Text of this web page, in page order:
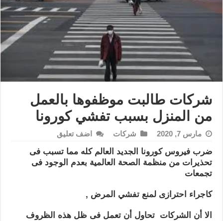
شركات طالبت موظفوها بالعمل
من المنزل بسبب تفشي كورونا
مارس 7, 2020 شركات اضف تعليق
ضرب فيروس كورونا الجديد العالم كله مما تسبب فى
تحذيرات من منظمة الصحة العالمية بعدم الوجود فى
تجمعات
كاجراء احترازى لمنع تفشي المرض ,
الا أن الشركات تحاول أن تعمل فى ظل هذه الظروف